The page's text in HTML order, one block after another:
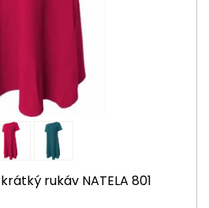
rukáv NATELA 801